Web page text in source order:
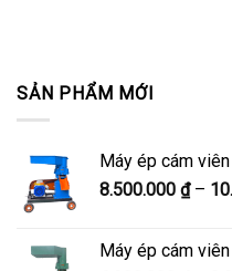
SẢN PHẨM MỚI
Máy ép cám
8.500.000 ₫ –
Máy ép cám